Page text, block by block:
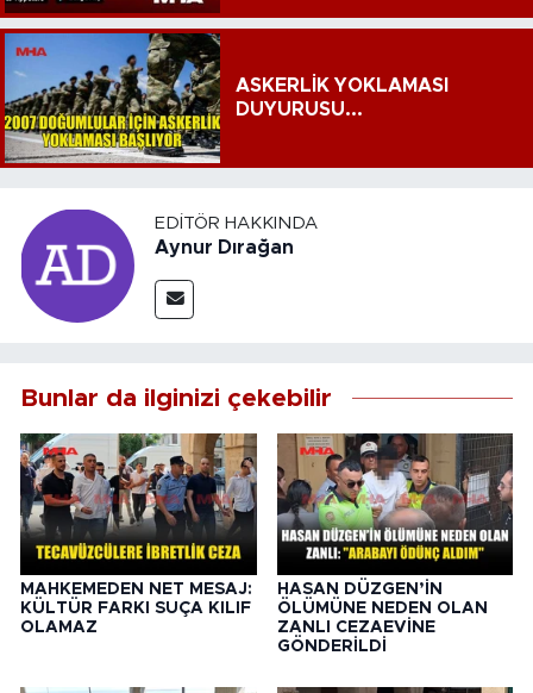
ASKERLİK YOKLAMASI
DUYURUSU...
EDITÖR HAKKINDA
Aynur Dırağan
Bunlar da ilginizi çekebilir
MAHKEMEDEN NET MESAJ:
KÜLTÜR FARKI SUÇA KILIF
OLAMAZ
HASAN DÜZGEN’İN
ÖLÜMÜNE NEDEN OLAN
ZANLI CEZAEVİNE
GÖNDERİLDİ